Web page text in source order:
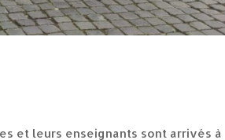
et leurs enseignants sont arrivés à